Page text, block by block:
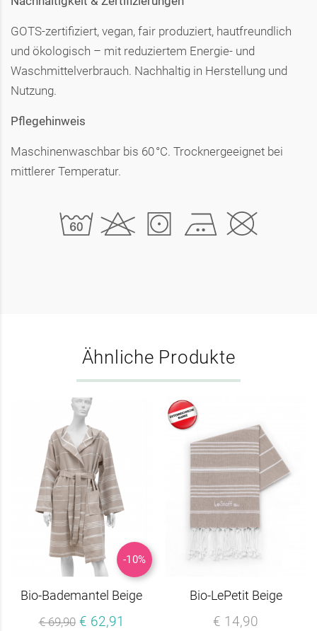
GOTS-zertifiziert, vegan, fair produziert, hautfreundlich
und ökologisch – mit reduziertem Energie- und
Waschmittelverbrauch. Nachhaltig in Herstellung und
Nutzung.
Pflegehinweis
Maschinenwaschbar bis 60 °C. Trocknergeeignet bei
mittlerer Temperatur.
Ähnliche Produkte
-10%
Bio-Bademantel Beige
€ 69,90 € 62,91
Bio-LePetit Beige
€ 14,90